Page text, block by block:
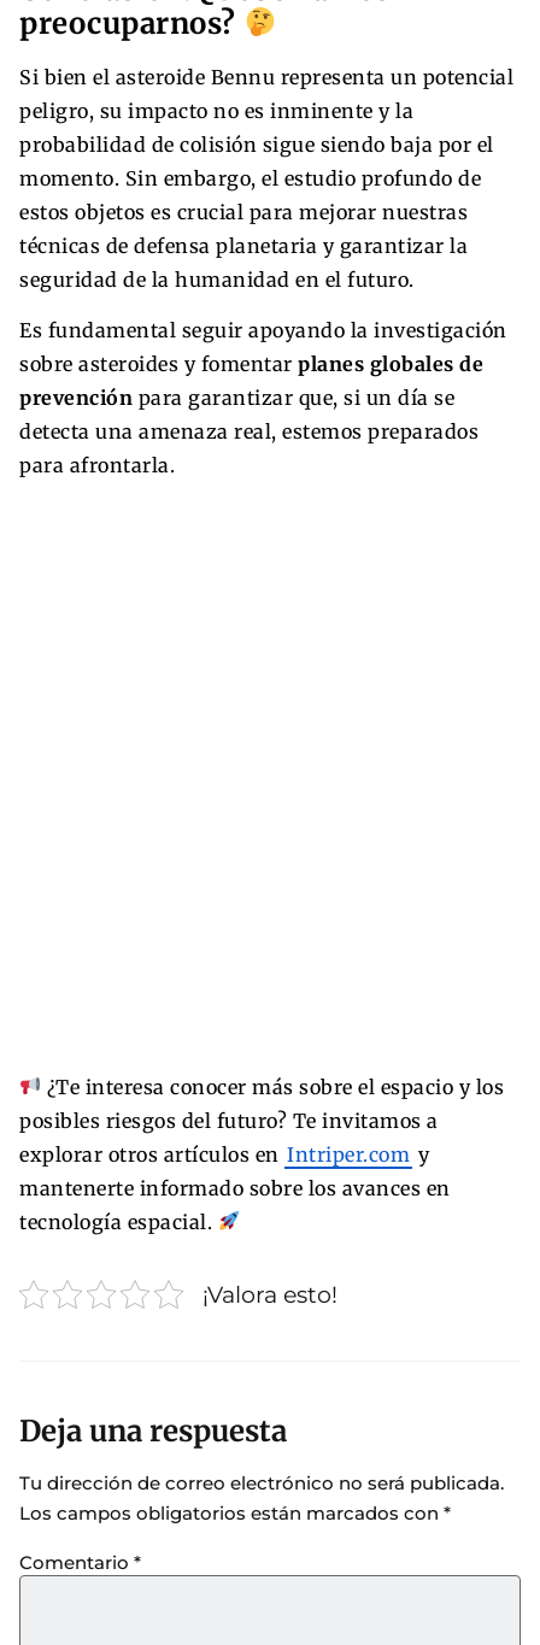
preocuparnos?
Si bien el asteroide Bennu representa un potencial
peligro, su impacto no es inminente y la
probabilidad de colisión sigue siendo baja por el
momento. Sin embargo, el estudio profundo de
estos objetos es crucial para mejorar nuestras
técnicas de defensa planetaria y garantizar la
seguridad de la humanidad en el futuro.
Es fundamental seguir apoyando la investigación
sobre asteroides y fomentar planes globales de
prevención para garantizar que, si un día se
detecta una amenaza real, estemos preparados
para afrontarla.
¿Te interesa conocer más sobre el espacio y los
posibles riesgos del futuro? Te invitamos a
explorar otros artículos en Intriper.com y
mantenerte informado sobre los avances en
tecnología espacial.
¡Valora esto!
Deja una respuesta
Tu dirección de correo electrónico no será publicada.
Los campos obligatorios están marcados con *
Comentario *